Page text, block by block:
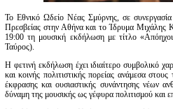
Το Εθνικό Ωδείο Νέας Σμύρνης, σε
Πρεσβείας στην Αθήνα και το Ίδρυμα Μιχάλης
19:00 τη μουσική εκδήλωση με τίτλο
Ταύρος).
Η φετινή εκδήλωση έχει ιδιαίτερο συμβολικό
και κοινής πολιτιστικής πορείας ανάμεσα
έκφρασης και ουσιαστικής συνάντησης νέων
δύναμη της μουσικής ως γέφυρα πολιτισμού και